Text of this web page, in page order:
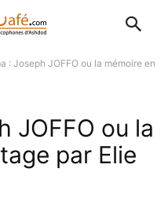
: Joseph JOFFO ou la mémoire en
JOFFO ou la
par Elie